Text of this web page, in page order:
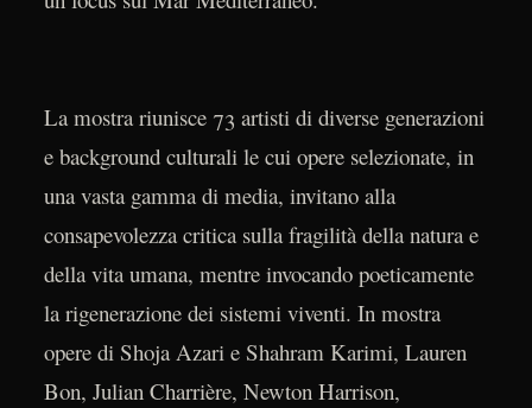
La mostra riunisce 73 artisti di diverse generazioni
e background culturali le cui opere selezionate, in
una vasta gamma di media, invitano alla
consapevolezza critica sulla fragilità della natura e
della vita umana, mentre invocando poeticamente
la rigenerazione dei sistemi viventi. In mostra
opere di Shoja Azari e Shahram Karimi, Lauren
Bon, Julian Charrière, Newton Harrison,